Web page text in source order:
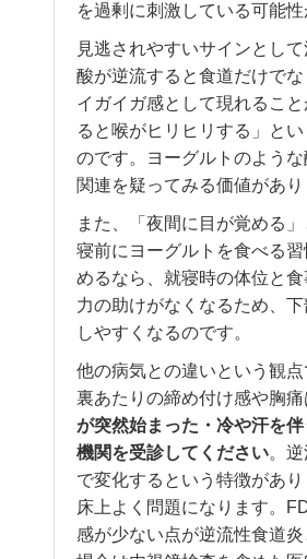
を過剰に刺激している可能性
見逃されやすいサインとし
酸が逆流すると食道だけで
イガイガ感として現れるこ
ると喉がヒリヒリする」と
のです。ヨーグルトのよう
関連を疑ってみる価値があり
また、「夜間に目が覚める
寝前にヨーグルトを食べる
めるなら、就寝時の体位と
力の助けがなくなるため、
しやすくなるのです。
他の病気との違いという観
裏あたりの締め付け感や胸
が突然始まった・冷や汗を
機関を受診してください。逆
で変化するという特徴があ
床上よく問題になります。
感が少ない点が逆流性食道